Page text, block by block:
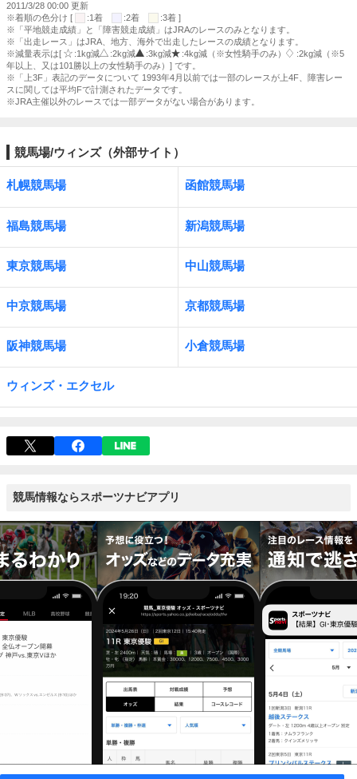
2011/3/28 00:00 更新
※着順の色分け [
:1着 :2着
:3着 ]
※「平地競走成績」と「障害競走成績」はJRAのレースのみとなります。
※「出走レース」はJRA、地方、海外で出走したレースの成績となります。
※減量表示は[
:1kg減 :2kg減 :3kg減 :4kg減（※女性騎手のみ）
:2kg減（※5
年以上、又は101勝以上の女性騎手のみ）] です。
※「上3F」表記のデータについて 1993年4月以前では一部のレースが上4F、障害レー
スに関しては平均Fで計測されたデータです。
※JRA主催以外のレースでは一部データがない場合があります。
競馬場/ウィンズ（外部サイト）
札幌競馬場 函館競馬場
福島競馬場 新潟競馬場
東京競馬場 中山競馬場
中京競馬場 京都競馬場
阪神競馬場 小倉競馬場
ウィンズ・エクセル
競馬情報ならスポーツナビアプリ